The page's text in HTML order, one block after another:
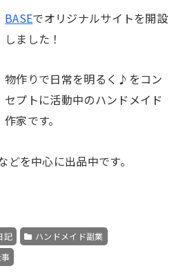
BASEでオリジナルサイトを開設
しました！
物作りで日常を明るく♪をコン
セプトに活動中のハンドメイド
作家です。
を中心に出品中です。
記
ハンドメイド副業